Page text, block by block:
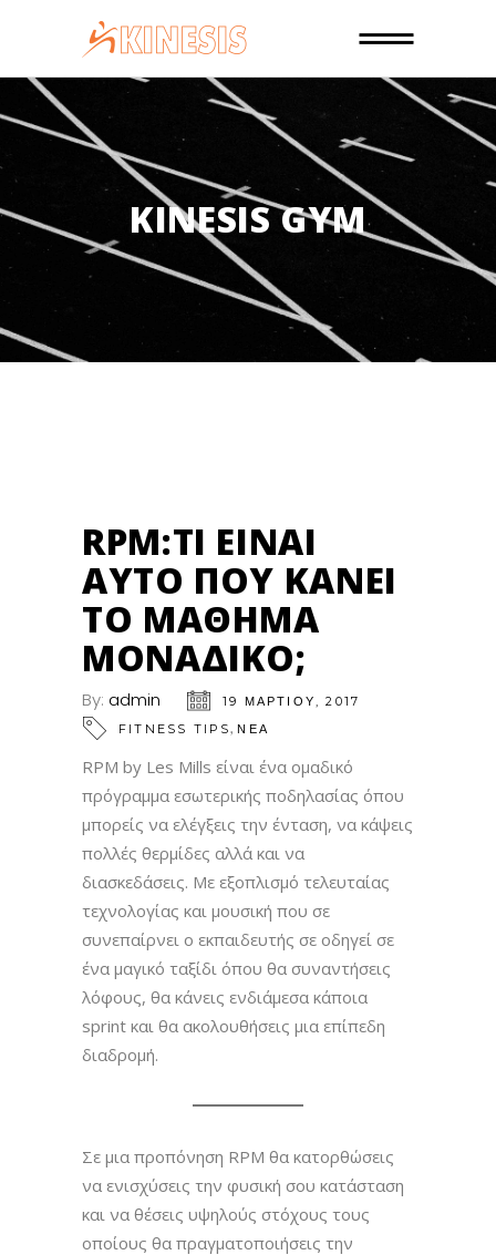
KINESIS GYM
RPM:ΤΙ ΕΊΝΑΙ
ΑΥΤΌ ΠΟΥ ΚΆΝΕΙ
ΤΟ ΜΆΘΗΜΑ
ΜΟΝΑΔΙΚΌ;
By: admin
19 ΜΑΡΤΊΟΥ, 2017
FITNESS TIPS,ΝΕΑ
RPM by Les Mills είναι ένα ομαδικό
πρόγραμμα εσωτερικής ποδηλασίας όπου
μπορείς να ελέγξεις την ένταση, να κάψεις
πολλές θερμίδες αλλά και να
διασκεδάσεις. Με εξοπλισμό τελευταίας
τεχνολογίας και μουσική που σε
συνεπαίρνει ο εκπαιδευτής σε οδηγεί σε
ένα μαγικό ταξίδι όπου θα συναντήσεις
λόφους, θα κάνεις ενδιάμεσα κάποια
sprint και θα ακολουθήσεις μια επίπεδη
διαδρομή.
Σε μια προπόνηση RPM θα κατορθώσεις
να ενισχύσεις την φυσική σου κατάσταση
και να θέσεις υψηλούς στόχους τους
οποίους θα πραγματοποιήσεις την